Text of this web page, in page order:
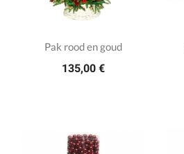
Pak rood en goud
135,00 €